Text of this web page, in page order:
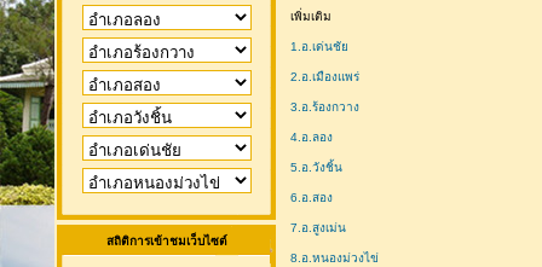
สถิติการเข้าชมเว็บไซต์
เพิ่มเติม
1.อ.เด่นชัย
2.อ.เมืองแพร่
3.อ.ร้องกวาง
4.อ.ลอง
5.อ.วังชิ้น
6.อ.สอง
7.อ.สูงเม่น
8.อ.หนองม่วงไข่